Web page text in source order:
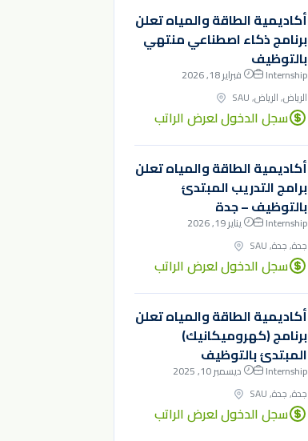
أكاديمية الطاقة والمياه تعلن
برنامج ذكاء اصطناعي منتهي
بالتوظيف
Internship
فبراير 18, 2026
الرياض, الرياض, SAU
سجل الدخول لعرض الراتب
أكاديمية الطاقة والمياه تعلن
برامج التدريب المبتدئ
بالتوظيف – جدة
Internship
يناير 19, 2026
جدة, جدة, SAU
سجل الدخول لعرض الراتب
أكاديمية الطاقة والمياه تعلن
برنامج (كهروميكانيك)
المبتدئ بالتوظيف
Internship
ديسمبر 10, 2025
جدة, جدة, SAU
سجل الدخول لعرض الراتب